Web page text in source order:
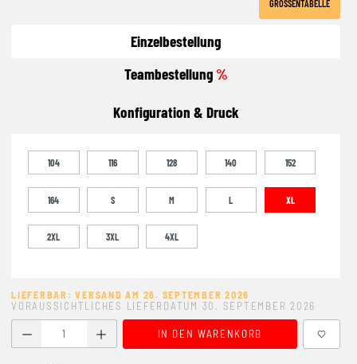
GRÖSSENTABELLE
Einzelbestellung
Teambestellung%
Konfiguration & Druck
104 116 128 140 152
164 S M L XL
2XL 3XL 4XL
LIEFERBAR: VERSAND AM 26. SEPTEMBER 2026
VORAUSSICHTLICHES LIEFERDATUM 30. SEPTEMBER 2026
Produkt Anzahl: Gib den gewünschten Wert ein oder
IN DEN WARENKORB